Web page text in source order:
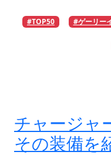
#TOP50 #ゲーリー
チャージャ
その装備を